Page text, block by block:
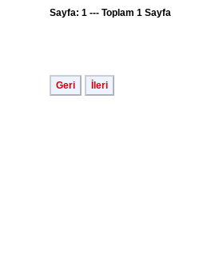
Sayfa: 1 --- Toplam 1 Sayfa